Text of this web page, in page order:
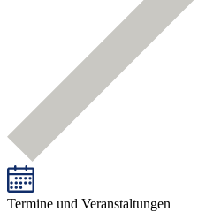
Termine und Veranstaltungen